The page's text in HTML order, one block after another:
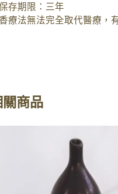
存期限：三年
療法無法完全取代醫療，
商品